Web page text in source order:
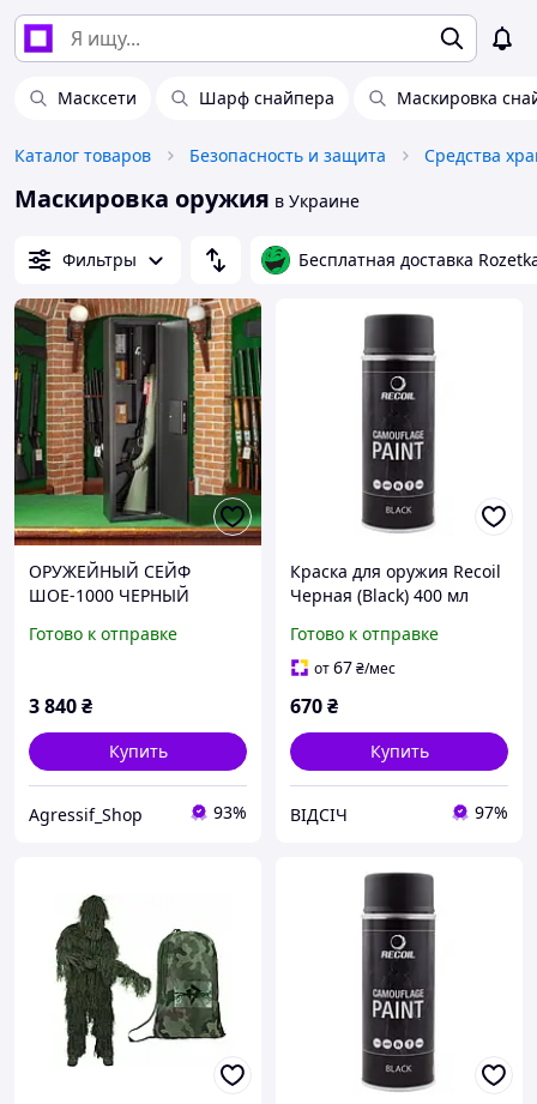
Масксети Шарф снайпера Маскировка
Каталог товаров Безопасность и защита
Маскировка оружия в Украине
Фильтры Бесплатная доставка
ОРУЖЕЙНЫЙ СЕЙФ
ШОЕ-1000 ЧЕРНЫЙ
Готово к отправке
3 840₴
Купить
Agressif_Shop 93%
Краска для оружия Recoil
Черная (Black) 400 мл
износостойкая краска-
спрей для маскировки и
Готово к отправке
от67₴/мес
670₴
Купить
ВІДСІЧ 97%